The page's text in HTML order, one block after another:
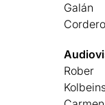
Galán
Cordero
Rober